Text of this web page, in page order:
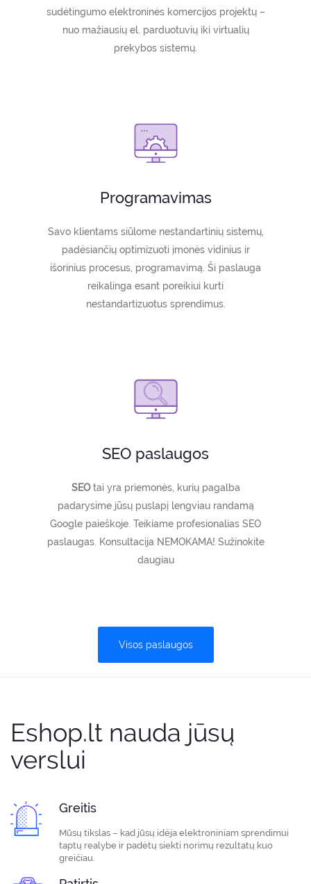
sudėtingumo elektroninės komercijos projektų –
nuo mažiausių el. parduotuvių iki virtualių
prekybos sistemų.
Programavimas
Savo klientams siūlome nestandartinių sistemų,
padėsiančių optimizuoti įmonės vidinius ir
išorinius procesus, programavimą. Ši paslauga
reikalinga esant poreikiui kurti
nestandartizuotus sprendimus.
SEO paslaugos
SEOtai yra priemonės, kurių pagalba
padarysime jūsų puslapį lengviau randamą
Google paieškoje. Teikiame profesionalias SEO
paslaugas. Konsultacija NEMOKAMA! Sužinokite
daugiau
Visos paslaugos
Eshop.lt nauda jūsų
verslui
Greitis
Mūsų tikslas – kad jūsų idėja elektroniniam sprendimui
taptų realybe ir padėtų siekti norimų rezultatų kuo
greičiau.